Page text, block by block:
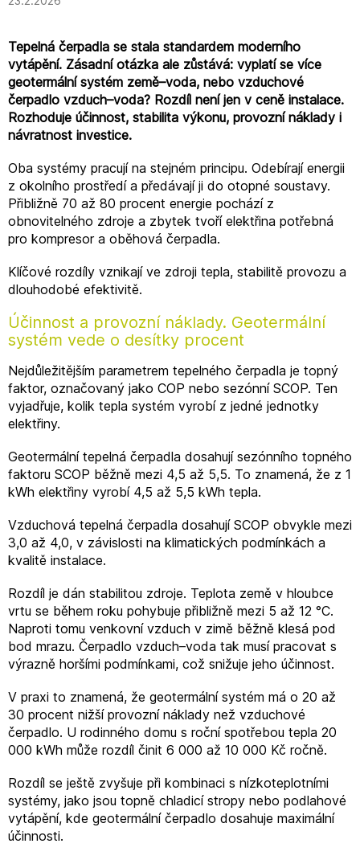
Tepelná čerpadla se stala standardem moderního
vytápění. Zásadní otázka ale zůstává: vyplatí se více
geotermální systém země–voda, nebo vzduchové
čerpadlo vzduch–voda? Rozdíl není jen v ceně instalace.
Rozhoduje účinnost, stabilita výkonu, provozní náklady i
návratnost investice.
Oba systémy pracují na stejném principu. Odebírají energii
z okolního prostředí a předávají ji do otopné soustavy.
Přibližně 70 až 80 procent energie pochází z
obnovitelného zdroje a zbytek tvoří elektřina potřebná
pro kompresor a oběhová čerpadla.
Klíčové rozdíly vznikají ve zdroji tepla, stabilitě provozu a
dlouhodobé efektivitě.
Účinnost a provozní náklady. Geotermální
systém vede o desítky procent
Nejdůležitějším parametrem tepelného čerpadla je topný
faktor, označovaný jako COP nebo sezónní SCOP. Ten
vyjadřuje, kolik tepla systém vyrobí z jedné jednotky
elektřiny.
Geotermální tepelná čerpadla dosahují sezónního topného
faktoru SCOP běžně mezi 4,5 až 5,5. To znamená, že z 1
kWh elektřiny vyrobí 4,5 až 5,5 kWh tepla.
Vzduchová tepelná čerpadla dosahují SCOP obvykle mezi
3,0 až 4,0, v závislosti na klimatických podmínkách a
kvalitě instalace.
Rozdíl je dán stabilitou zdroje. Teplota země v hloubce
vrtu se během roku pohybuje přibližně mezi 5 až 12 °C.
Naproti tomu venkovní vzduch v zimě běžně klesá pod
bod mrazu. Čerpadlo vzduch–voda tak musí pracovat s
výrazně horšími podmínkami, což snižuje jeho účinnost.
V praxi to znamená, že geotermální systém má o 20 až
30 procent nižší provozní náklady než vzduchové
čerpadlo. U rodinného domu s roční spotřebou tepla 20
000 kWh může rozdíl činit 6 000 až 10 000 Kč ročně.
Rozdíl se ještě zvyšuje při kombinaci s nízkoteplotními
systémy, jako jsou topně chladicí stropy nebo podlahové
vytápění, kde geotermální čerpadlo dosahuje maximální
účinnosti.